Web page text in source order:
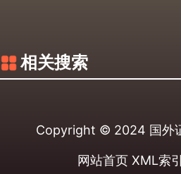
相关搜索
Copyright © 2024 国外
网站首页 XML索引